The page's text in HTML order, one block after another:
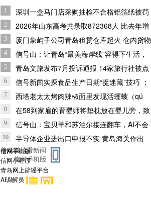
1
深圳一盒马门店采购抽检不合格铝箔纸被罚
企业罚款500元相关责任人罚款50元
2
2026年山东高考共录取872368人 比去年增
加2.7万余人
3
厦门象屿子公司青岛租赁仓库起火 仓内货物
足额投保，理赔工作推进中
4
信号山：让青岛“最美海岸线”容得下生活，
也留得住风景
5
青岛文旅发布7月投诉通报 14家旅行社被点
名曝光
6
信号新闻实探食品生产日期“捉迷藏”技巧 ：
白包装上印白色字体、透明瓶身刻透明字、
混杂编码让人看不懂
7
西塔老太太烤肉辣椒面里发现活蠼螋（qú
sōu） 店方赔了一千元又请顾客再吃一顿
8
在58到家雇的育婴师将垫枕放在婴儿旁，致
其口鼻被捂住 家长申请退费屡次被拒，平台
改为赔偿1元
9
信号山：宝贝羊和苏泊尔接连翻车，AI不会
背锅但会照妖
10
半导体企业进出口申报不实 黄岛海关作出
4.8万元行政处罚
信网手机版
信网小程序
青岛网上辟谣平台
AI调解员